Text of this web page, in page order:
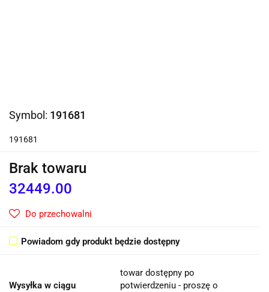
Symbol: 191681
191681
Brak towaru
32449.00
Do przechowalni
Powiadom gdy produkt będzie dostępny
Wysyłka w ciągu
towar dostępny po
potwierdzeniu - proszę o